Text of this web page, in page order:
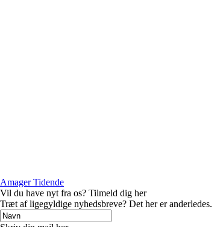
Amager Tidende
Vil du have nyt fra os? Tilmeld dig her
Træt af ligegyldige nyhedsbreve? Det her er anderledes.